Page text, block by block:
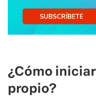
¿Cómo
propio?